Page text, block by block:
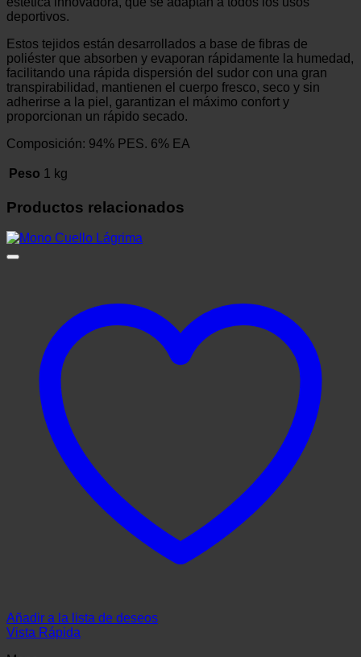
deportivos.
Estos tejidos están desarrollados a base de fibras de
poliéster que absorben y evaporan rápidamente la humedad,
facilitando una rápida dispersión del sudor con una gran
transpirabilidad, mantienen el cuerpo fresco, seco y sin
adherirse a la piel, garantizan el máximo confort y
proporcionan un rápido secado.
Composición: 94% PES. 6% EA
Peso 1 kg
Productos relacionados
Añadir a la lista de deseos
Vista Rápida